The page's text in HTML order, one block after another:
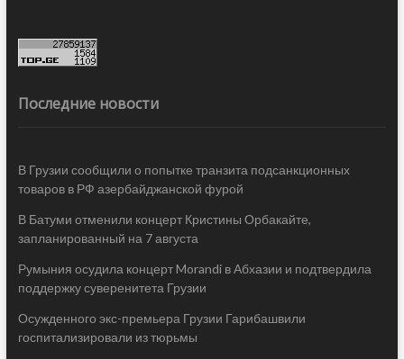
Последние новости
В Грузии сообщили о попытке транзита подсанкционных
товаров в РФ азербайджанской фурой
В Батуми отменили концерт Кристины Орбакайте,
запланированный на 7 августа
Румыния осудила концерт Morandi в Абхазии и подтвердила
поддержку суверенитета Грузии
Осужденного экс-премьера Грузии Гарибашвили
госпитализировали из тюрьмы